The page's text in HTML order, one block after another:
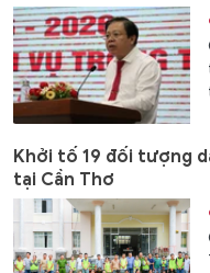
Khởi tố 19 đối tượng
tại Cần Thơ